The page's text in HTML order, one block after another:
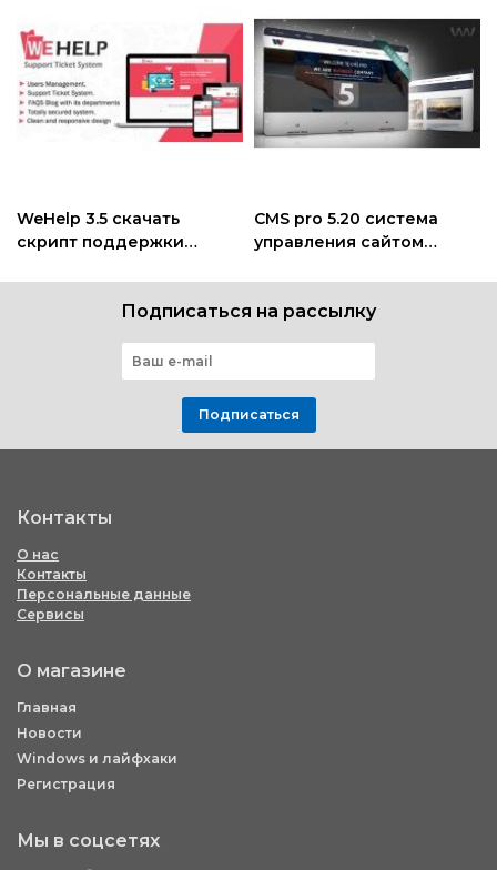
WeHelp 3.5 скачать
скрипт поддержки
CMS pro 5.20 система
управления сайтом
Подписаться на рассылку
Подписаться
Контакты
О нас
Контакты
Персональные данные
Сервисы
О магазине
Главная
Новости
Windows и лайфхаки
Регистрация
Мы в соцсетях